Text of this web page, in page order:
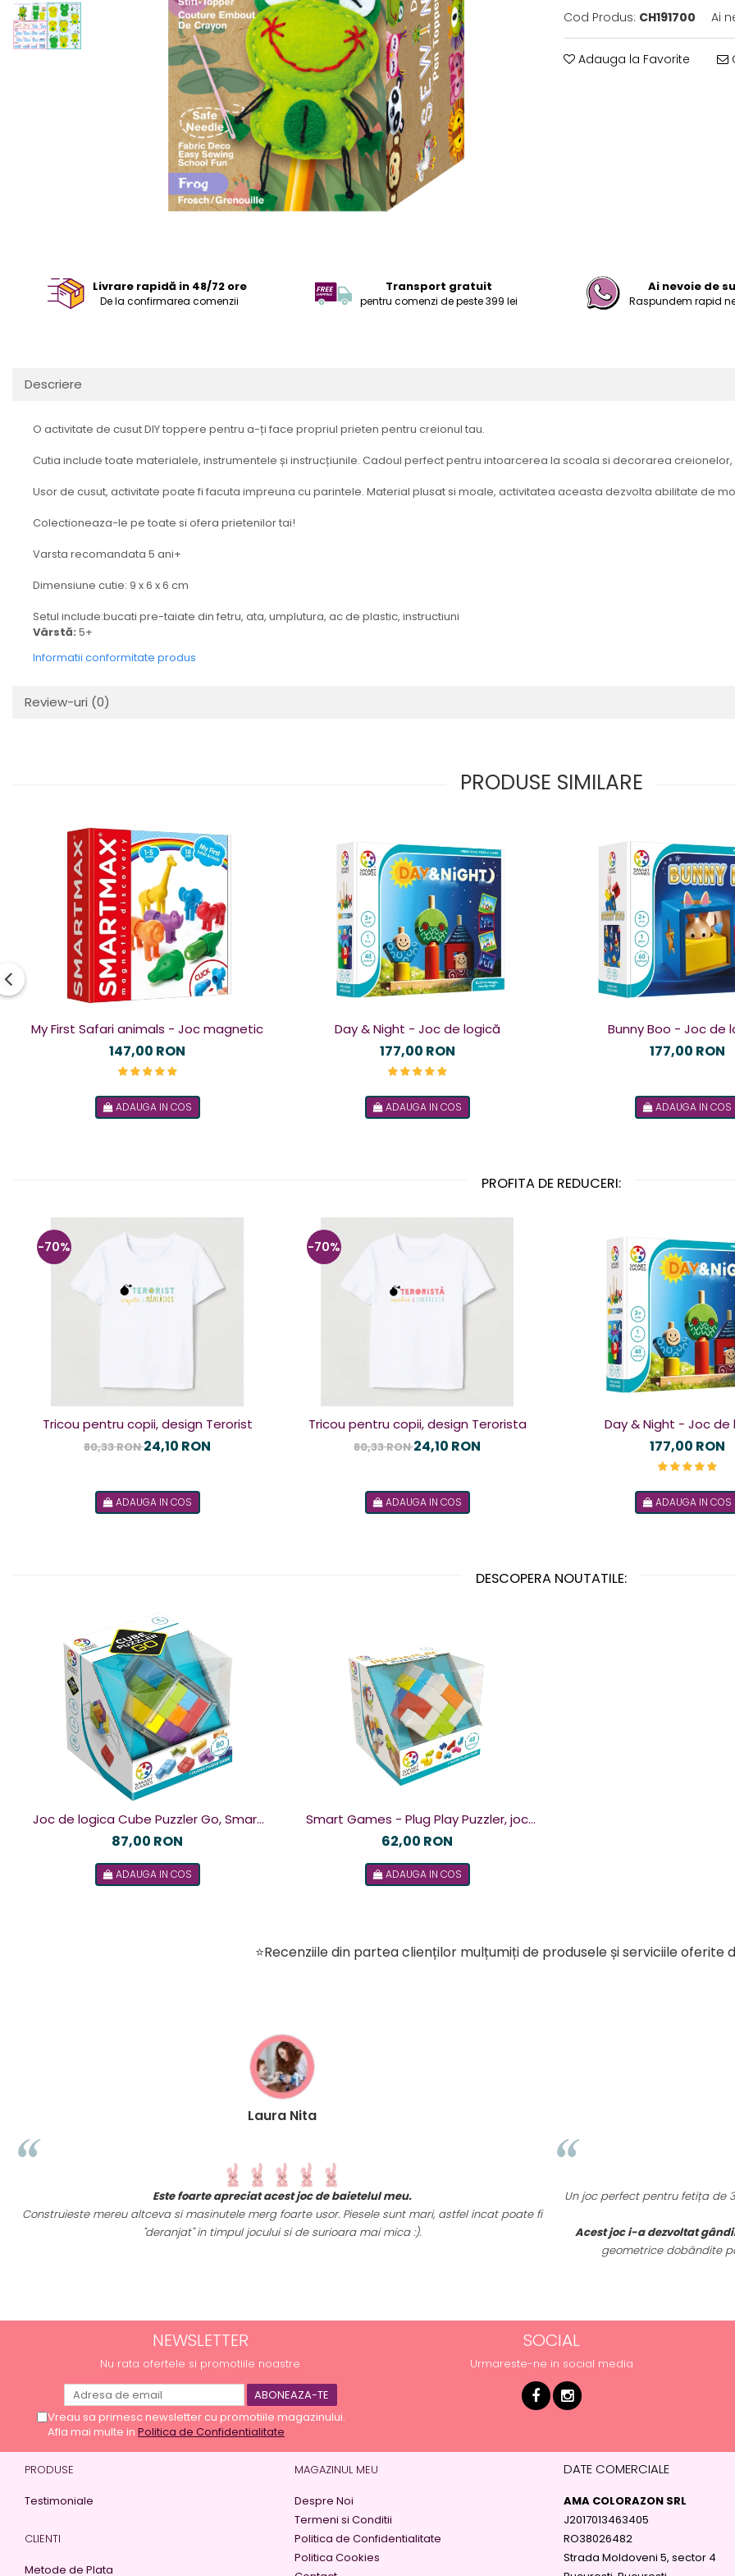
Cod Produs: CH191700 Ai
Adauga la Favorite
Livrare rapidă in 48/72 ore
De la confirmarea comenzii
Transport gratuit
pentru comenzi de peste 399 lei
Ai nevoie de
Raspundem rapid
Descriere
O activitate de cusut DIY toppere pentru a-ți face propriul prieten pentru creionul tau.
Cutia include toate materialele, instrumentele și instrucțiunile. Cadoul perfect pentru intoarcerea la scoala si decorarea
Usor de cusut, activitate poate fi facuta impreuna cu parintele. Material plusat si moale, activitatea aceasta dezvolta abilitate de
Colectioneaza-le pe toate si ofera prietenilor tai!
Varsta recomandata 5 ani+
Dimensiune cutie: 9 x 6 x 6 cm
Setul include:bucati pre-taiate din fetru, ata, umplutura, ac de plastic, instructiuni
Vârstă: 5+
Informatii conformitate produs
Review-uri (0)
PRODUSE SIMILARE
My First Safari animals - Joc magnetic
147,00 RON
ADAUGA IN COS
Day & Night - Joc de logică
177,00 RON
ADAUGA IN COS
Bunny Boo - Joc de
177,00 RON
ADAUGA IN COS
PROFITA DE REDUCERI:
-70%
Tricou pentru copii, design Terorist
80,33 RON24,10 RON
ADAUGA IN COS
-70%
Tricou pentru copii, design Terorista
80,33 RON24,10 RON
ADAUGA IN COS
Day & Night - Joc de
177,00 RON
ADAUGA IN COS
DESCOPERA NOUTATILE:
Joc de logica Cube Puzzler Go, Smart
Games, +8 ani, lb romana
87,00 RON
ADAUGA IN COS
Smart Games - Plug Play Puzzler, joc
de logica cu 48 de provocari, 6+ ani, lb
62,00 RON
ADAUGA IN COS
⭐Recenziile din partea clienților mulțumiți de produsele și serviciile oferite
Laura Nita
Este foarte apreciat acest joc de baietelul meu.
Construieste mereu altceva si masinutele merg foarte usor. Piesele sunt mari, astfel incat poate fi
"deranjat" in timpul jocului si de surioara mai mica :).
Un joc perfect pentru fetița de
Acest joc i-a dezvoltat
geometrice dobândite
NEWSLETTER
Nu rata ofertele si promotiile noastre
Vreau sa primesc newsletter cu promotiile magazinului.
Afla mai multe in Politica de Confidentialitate
SOCIAL
Urmareste-ne in social media
PRODUSE
Testimoniale
CLIENTI
Metode de Plata
MAGAZINUL MEU
Despre Noi
Termeni si Conditii
Politica de Confidentialitate
Politica Cookies
DATE COMERCIALE
AMA COLORAZON SRL
J2017013463405
RO38026482
Strada Moldoveni 5, sector 4